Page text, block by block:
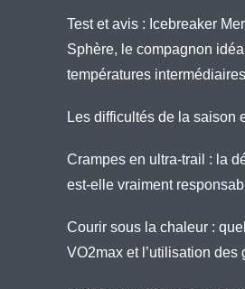
Test et avis : Icebreaker
Sphère, le compagnon
températures intermédiaires
Les difficultés de la saison
Crampes en ultra-trail : la
est-elle vraiment
Courir sous la chaleur :
VO2max et l’utilisation des